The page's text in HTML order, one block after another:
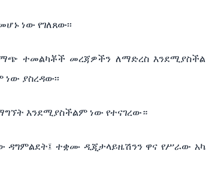
ነው የገለጸው፡፡
ተመልካቾች መረጃዎችን ለማድረስ
ያስረዳው፡፡
እንደሚያስችልም ነው የተናገረው።
ዳግምልደት፤ ተቋሙ ዲጂታላይዜሽንን ዋና የሥራው